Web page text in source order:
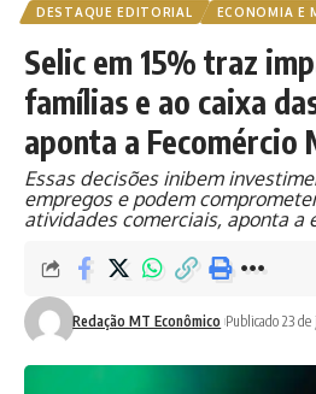
DESTAQUE EDITORIAL ECONOMIA E
Selic em 15% traz
famílias e ao caixa
aponta a Fecomércio
Essas decisões inibem
empregos e podem
atividades comerciais, aponta a
Redação MT Econômico Publicado 23